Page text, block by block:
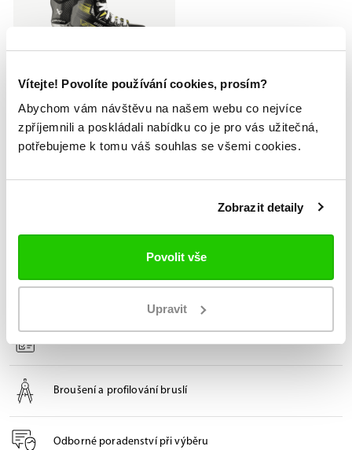
Vítejte! Povolíte používání cookies, prosím?
Abychom vám návštěvu na našem webu co nejvíce
zpříjemnili a poskládali nabídku co je pro vás užitečná,
potřebujeme k tomu váš souhlas se všemi cookies.
Zobrazit detaily
Povolit vše
Upravit
YOUTH
Brusle Vapor X4 Yth
4 399 Kč
Oficiální prodejny Bauer
Broušení a profilování bruslí
Odborné poradenství při výběru